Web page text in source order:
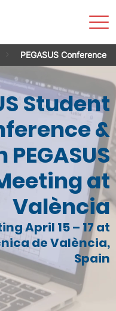
PEGASUS Conference
Student
&
PEGASUS
at
València
April 15 – 17 at
de València,
Spain